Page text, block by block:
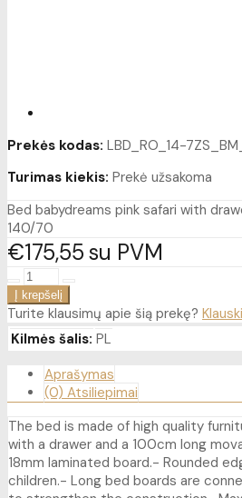
Prekės kodas: LBD_RO_14-
Turimas kiekis: Prekė užsakoma
Bed babydreams pink safari with
140/70
€17555su PVM
Turite klausimų apie šią prekę?
Kilmės šalis: PL
Aprašymas
(0) Atsiliepimai
The bed is made of high quality
with a drawer and a 100cm long
18mm laminated board.- Rounded
children.- Long bed boards are